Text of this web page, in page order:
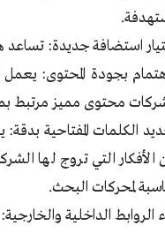
استضافة جديدة:
بجودة المحتوى:
محتوى مميز مرتبط
الكلمات المفتاحية
الأفكار التي تروج لها
لمحركات البحث.
الروابط الداخلية